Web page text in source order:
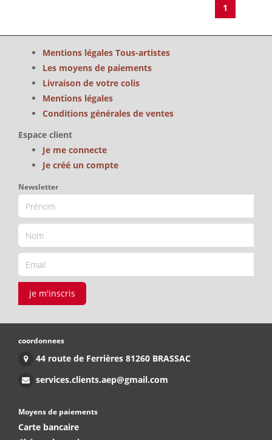
1
Mentions légales Tous-artistes
Les moyens de paiements
Livraison de votre colis
Mentions légales
Conditions générales de ventes
Espace client
Je me connecte
Je créé un compte
Newsletter
je m'inscris
coordonnees
44 route de Ferrières 81260 BRASSAC
services.clients.aep@gmail.com
Moyens de paiements
Carte bancaire